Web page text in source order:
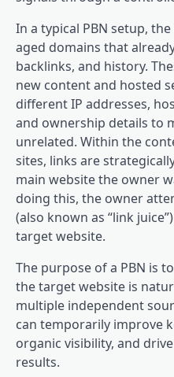
In a typical PBN setup,
aged domains that
backlinks, and history.
new content and hosted
different IP addresses,
and ownership details to
unrelated. Within the
sites, links are
main website the owner
doing this, the owner
(also known as “link
target website.
The purpose of a PBN is
the target website is
multiple independent
can temporarily improve
organic visibility, and
results.